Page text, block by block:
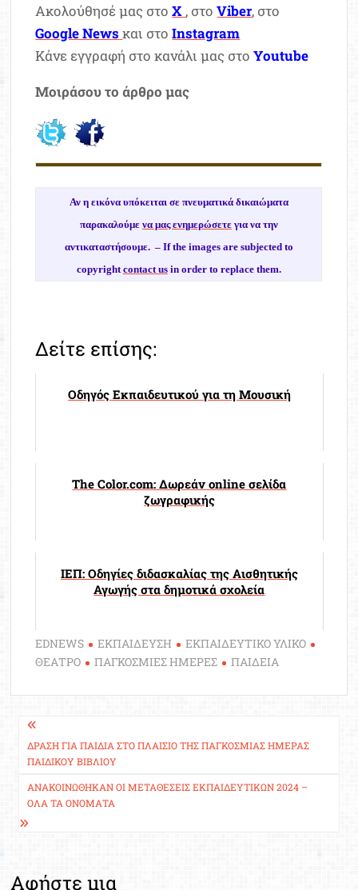
Ακολούθησέ μας στοX , στοViber, στο
Google News και στοInstagram
Κάνε εγγραφή στο κανάλι μας στοYoutube
Μοιράσου το άρθρο μας
Αν η εικόνα υπόκειται σε πνευματικά δικαιώματα
παρακαλούμε να μας ενημερώσετεγια να την
αντικαταστήσουμε. – If the images are subjected to
copyrightcontact usin order to replace them.
Δείτε επίσης:
Οδηγός Εκπαιδευτικού για τη Μουσική
The Color.com: Δωρεάν online σελίδα
ζωγραφικής
ΙΕΠ: Οδηγίες διδασκαλίας της Αισθητικής
Αγωγής στα δημοτικά σχολεία
EDNEWS ΕΚΠΑΙΔΕΥΣΗ
ΕΚΠΑΙΔΕΥΤΙΚΟ ΥΛΙΚΟ
ΘΕΑΤΡΟ
ΠΑΓΚΟΣΜΙΕΣ ΗΜΕΡΕΣ ΠΑΙΔΕΙΑ
Πλοήγηση
άρθρων
ΔΡΆΣΗ ΓΙΑ ΠΑΙΔΙΆ ΣΤΟ ΠΛΑΊΣΙΟ ΤΗΣ ΠΑΓΚΌΣΜΙΑΣ ΗΜΈΡΑΣ
ΠΑΙΔΙΚΟΎ ΒΙΒΛΊΟΥ
ΑΝΑΚΟΙΝΏΘΗΚΑΝ ΟΙ ΜΕΤΑΘΈΣΕΙΣ ΕΚΠΑΙΔΕΥΤΙΚΏΝ 2024 –
ΌΛΑ ΤΑ ΟΝΌΜΑΤΑ
Αφήστε μια